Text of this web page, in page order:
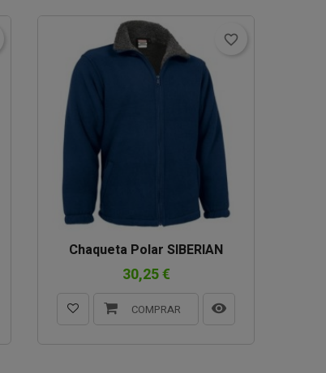
Chaqueta Polar SIBERIAN
30,25 €
COMPRAR
favorite_border